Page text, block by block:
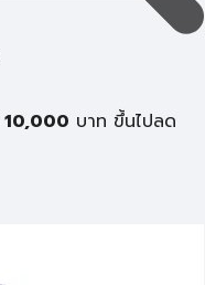
10,000 บาท ขึ้นไปลด